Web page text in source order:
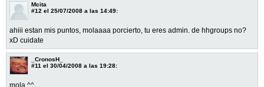
Mcita
#12 el 25/07/2008 a las 14:49:
ahiii estan mis puntos, molaaaa porcierto, tu eres admin. de hhgroups no?
xD cuidate
_CronosH_
#11 el 30/04/2008 a las 19:28:
mola ^^